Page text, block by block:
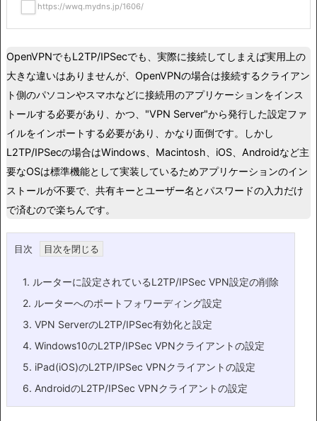
https://wwq.mydns.jp/1606/
OpenVPNでもL2TP/IPSecでも、実際に接続してしまえば実用上の
大きな違いはありませんが、OpenVPNの場合は接続するクライアン
ト側のパソコンやスマホなどに接続用のアプリケーションをインス
トールする必要があり、かつ、"VPN Server"から発行した設定ファ
イルをインポートする必要があり、かなり面倒です。しかし
L2TP/IPSecの場合はWindows、Macintosh、iOS、Androidなど主
要なOSは標準機能として実装しているためアプリケーションのイン
ストールが不要で、共有キーとユーザー名とパスワードの入力だけ
で済むので楽ちんです。
目次
1. ルーターに設定されているL2TP/IPSec VPN設定の削除
2. ルーターへのポートフォワーディング設定
3. VPN ServerのL2TP/IPSec有効化と設定
4. Windows10のL2TP/IPSec VPNクライアントの設定
5. iPad(iOS)のL2TP/IPSec VPNクライアントの設定
6. AndroidのL2TP/IPSec VPNクライアントの設定